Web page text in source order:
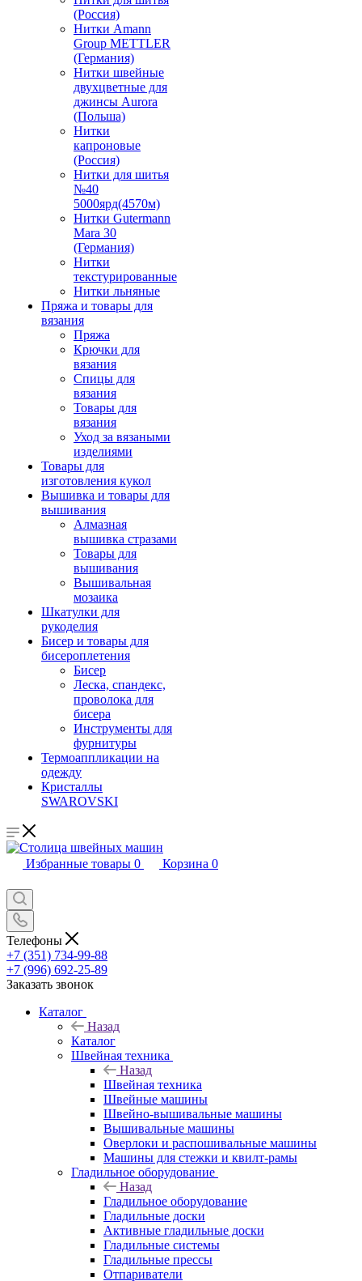
(Россия)
Нитки Amann
Group METTLER
(Германия)
Нитки швейные
двухцветные для
джинсы Aurora
(Польша)
Нитки
капроновые
(Россия)
Нитки для шитья
№40
5000ярд(4570м)
Нитки Gutermann
Mara 30
(Германия)
Нитки
текстурированные
Нитки льняные
Пряжа и товары для
вязания
Пряжа
Крючки для
вязания
Спицы для
вязания
Товары для
вязания
Уход за вязаными
изделиями
Товары для
изготовления кукол
Вышивка и товары для
вышивания
Алмазная
вышивка стразами
Товары для
вышивания
Вышивальная
мозаика
Шкатулки для
рукоделия
Бисер и товары для
бисероплетения
Бисер
Леска, спандекс,
проволока для
бисера
Инструменты для
фурнитуры
Термоаппликации на
одежду
Кристаллы
SWAROVSKI
Избранные товары 0 Корзина 0
Телефоны
+7 (351) 734-99-88
+7 (996) 692-25-89
Заказать звонок
Каталог
Назад
Каталог
Швейная техника
Назад
Швейная техника
Швейные машины
Швейно-вышивальные машины
Вышивальные машины
Оверлоки и распошивальные машины
Машины для стежки и квилт-рамы
Гладильное оборудование
Назад
Гладильное оборудование
Гладильные доски
Активные гладильные доски
Гладильные системы
Гладильные прессы
Отпариватели